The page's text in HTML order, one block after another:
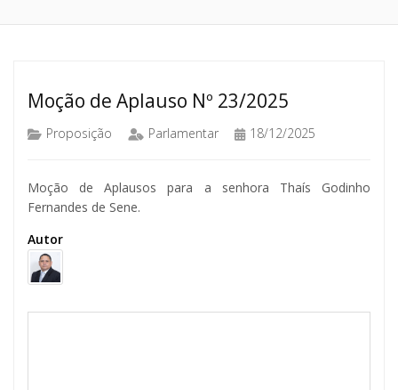
Moção de Aplauso Nº 23/2025
Proposição Parlamentar 18/12/2025
Moção de Aplausos para a senhora Thaís Godinho
Fernandes de Sene.
Autor